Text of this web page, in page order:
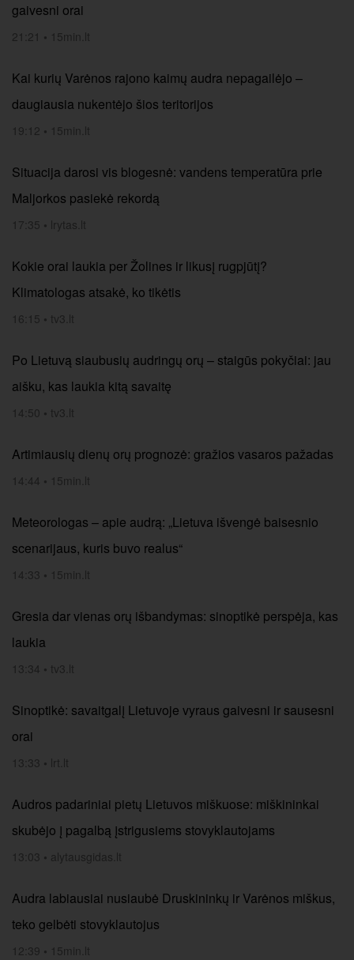
gaivesni orai
21:21 • 15min.lt
Kai kurių Varėnos rajono kaimų audra nepagailėjo –
daugiausia nukentėjo šios teritorijos
19:12 • 15min.lt
Situacija darosi vis blogesnė: vandens temperatūra prie
Maljorkos pasiekė rekordą
17:35 • lrytas.lt
Kokie orai laukia per Žolines ir likusį rugpjūtį?
Klimatologas atsakė, ko tikėtis
16:15 • tv3.lt
Po Lietuvą siaubusių audringų orų – staigūs pokyčiai: jau
aišku, kas laukia kitą savaitę
14:50 • tv3.lt
Artimiausių dienų orų prognozė: gražios vasaros pažadas
14:44 • 15min.lt
Meteorologas – apie audrą: „Lietuva išvengė baisesnio
scenarijaus, kuris buvo realus“
14:33 • 15min.lt
Gresia dar vienas orų išbandymas: sinoptikė perspėja, kas
laukia
13:34 • tv3.lt
Sinoptikė: savaitgalį Lietuvoje vyraus gaivesni ir sausesni
orai
13:33 • lrt.lt
Audros padariniai pietų Lietuvos miškuose: miškininkai
skubėjo į pagalbą įstrigusiems stovyklautojams
13:03 • alytausgidas.lt
Audra labiausiai nusiaubė Druskininkų ir Varėnos miškus,
teko gelbėti stovyklautojus
12:39 • 15min.lt